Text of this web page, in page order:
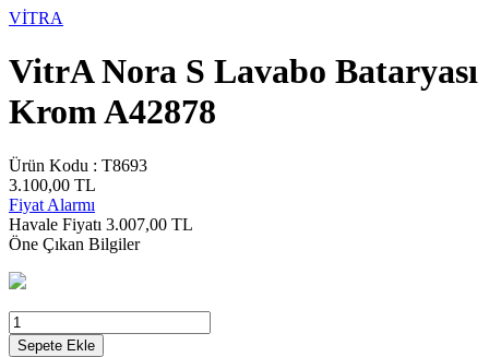
VİTRA
VitrA Nora S Lavabo Bataryası
Krom A42878
Ürün Kodu : T8693
3.100,00 TL
Fiyat Alarmı
Havale Fiyatı 3.007,00 TL
Öne Çıkan Bilgiler
Sepete Ekle